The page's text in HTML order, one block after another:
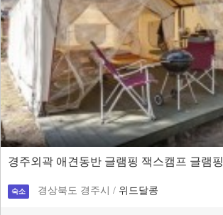
경주외곽 애견동반 글램핑 잭스캠프 글램핑
숙소 경상북도 경주시 / 위드달콩